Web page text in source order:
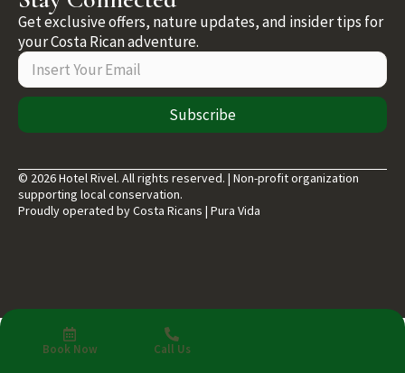
Book Now Call Us
Get exclusive offers, nature updates, and insider tips for
your Costa Rican adventure.
Subscribe
© 2026 Hotel Rivel. All rights reserved. | Non-profit organization
supporting local conservation.
Proudly operated by Costa Ricans | Pura Vida